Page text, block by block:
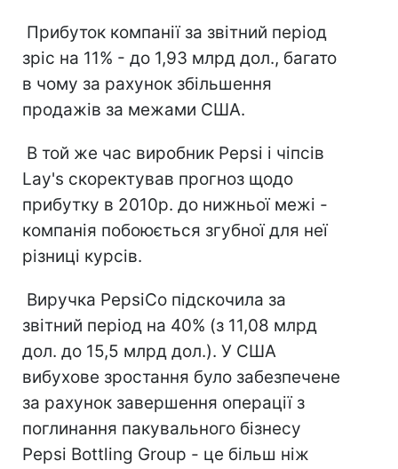
Прибуток компанії за звітний період
зріс на 11% - до 1,93 млрд дол., багато
в чому за рахунок збільшення
продажів за межами США.
В той же час виробник Pepsi і чіпсів
Lay's скоректував прогноз щодо
прибутку в 2010р. до нижньої межі -
компанія побоюється згубної для неї
різниці курсів.
Виручка PepsiСo підскочила за
звітний період на 40% (з 11,08 млрд
дол. до 15,5 млрд дол.). У США
вибухове зростання було забезпечене
за рахунок завершення операції з
поглинання пакувального бізнесу
Pepsi Bottling Group - це більш ніж